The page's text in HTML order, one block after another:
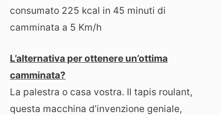
consumato 225 kcal in 45 minuti di
camminata a 5 Km/h
L’alternativa per ottenere un’ottima
camminata?
La palestra o casa vostra. Il tapis roulant,
questa macchina d’invenzione geniale,